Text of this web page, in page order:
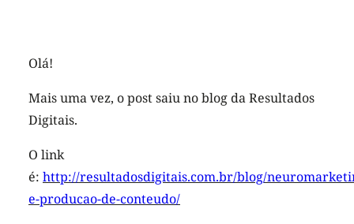
Olá!
Mais uma vez, o post saiu no blog da Resultados
Digitais.
O link
é: http://resultadosdigitais.com.br/blog/
e-producao-de-conteudo/